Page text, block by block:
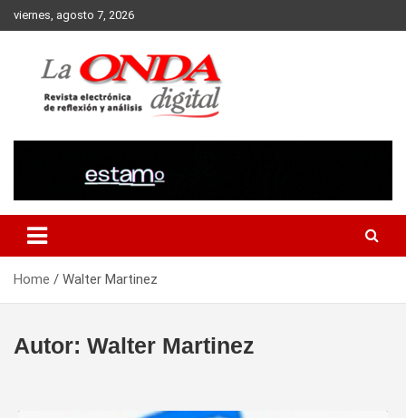
Skip
to
viernes, agosto 7, 2026
Home Walter Martinez
Autor: Walter Martinez